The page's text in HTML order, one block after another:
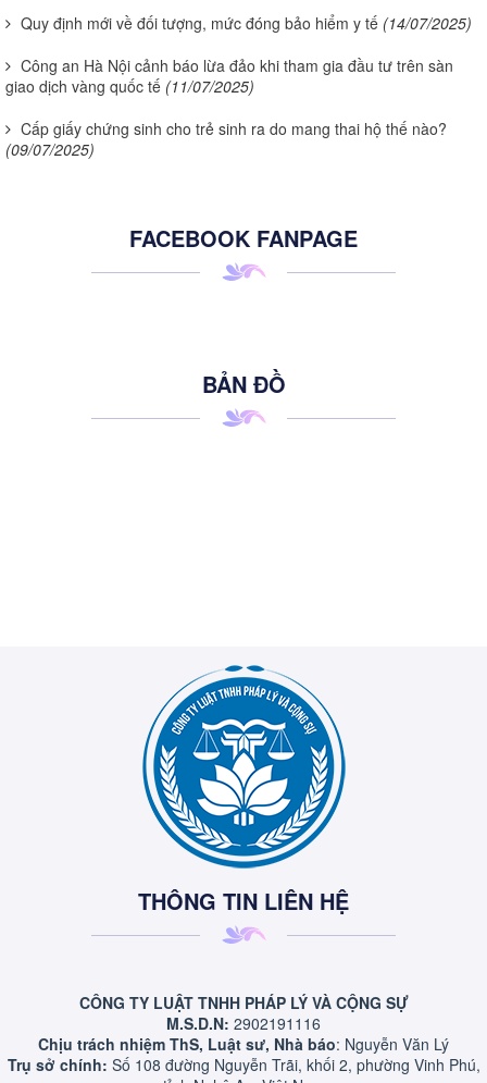
Quy định mới về đối tượng, mức đóng bảo hiểm y tế (14/07/2025)
Công an Hà Nội cảnh báo lừa đảo khi tham gia đầu tư trên sàn
giao dịch vàng quốc tế (11/07/2025)
Cấp giấy chứng sinh cho trẻ sinh ra do mang thai hộ thế nào?
(09/07/2025)
FACEBOOK FANPAGE
BẢN ĐỒ
THÔNG TIN LIÊN HỆ
CÔNG TY LUẬT TNHH PHÁP LÝ VÀ CỘNG SỰ
M.S.D.N: 2902191116
Chịu trách nhiệm ThS, Luật sư, Nhà báo: Nguyễn Văn Lý
Trụ sở chính: Số 108 đường Nguyễn Trãi, khối 2, phường Vinh Phú,